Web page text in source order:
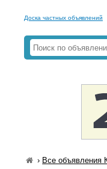
Доска частных объявлений
› Все объявления